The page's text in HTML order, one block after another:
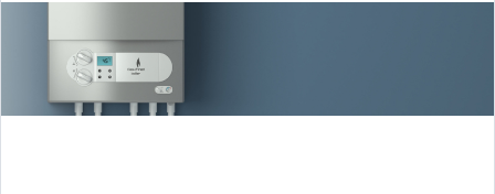
Calculez le montant de votre prime chaudière